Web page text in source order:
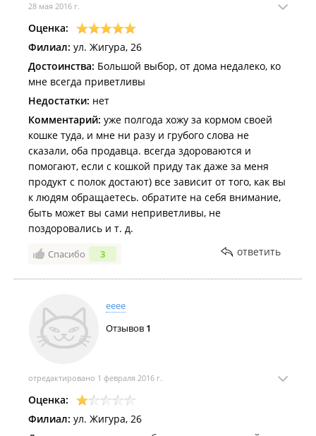
28 мая 2016 г.
Оценка:
Филиал: ул. Жигура, 26
Достоинства: Большой выбор, от дома недалеко, ко
мне всегда приветливы
Недостатки: нет
Комментарий: уже полгода хожу за кормом своей
кошке туда, и мне ни разу и грубого слова не
сказали, оба продавца. всегда здороваются и
помогают, если с кошкой приду так даже за меня
продукт с полок достают) все зависит от того, как вы
к людям обращаетесь. обратите на себя внимание,
быть может вы сами неприветливы, не
поздоровались и т. д.
Спасибо 3 ответить
ееее
Отзывов 1
отредактировано 1 февраля 2016 г.
Оценка:
Филиал: ул. Жигура, 26